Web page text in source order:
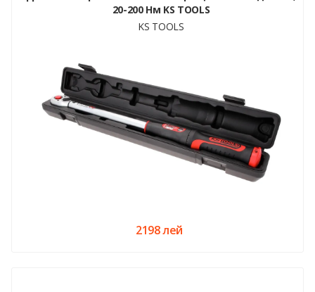
20-200 Нм KS TOOLS
KS TOOLS
2198 лей